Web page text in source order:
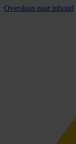
Overslaan naar inhoud